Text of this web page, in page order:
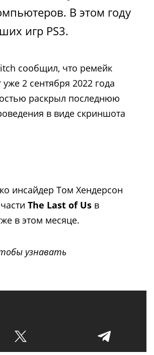
В этом году
игр PS3.
сообщил, что ремейк
2 сентября 2022 года
раскрыл последнюю
в виде скриншота
инсайдер Том Хендерсон
The Last of Us в
в этом месяце.
узнавать